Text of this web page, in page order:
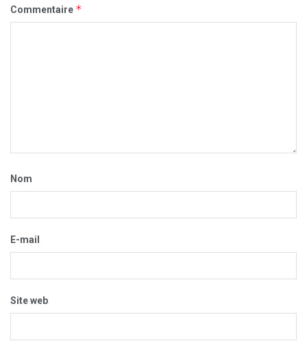
Commentaire *
Nom
E-mail
Site web